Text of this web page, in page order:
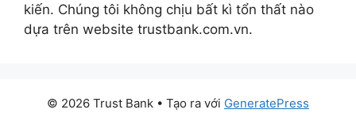
kiến. Chúng tôi không chịu bất kì tổn thất nào
dựa trên website trustbank.com.vn.
© 2026 Trust Bank • Tạo ra với GeneratePress